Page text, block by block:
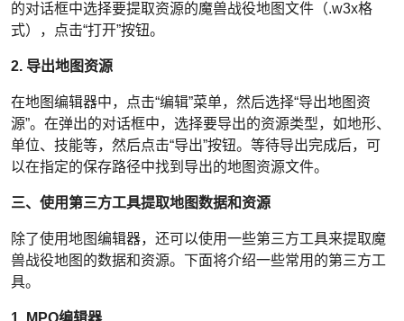
的对话框中选择要提取资源的魔兽战役地图文件（.w3x格
式），点击“打开”按钮。
2. 导出地图资源
在地图编辑器中，点击“编辑”菜单，然后选择“导出地图资
源”。在弹出的对话框中，选择要导出的资源类型，如地形、
单位、技能等，然后点击“导出”按钮。等待导出完成后，可
以在指定的保存路径中找到导出的地图资源文件。
三、使用第三方工具提取地图数据和资源
除了使用地图编辑器，还可以使用一些第三方工具来提取魔
兽战役地图的数据和资源。下面将介绍一些常用的第三方工
具。